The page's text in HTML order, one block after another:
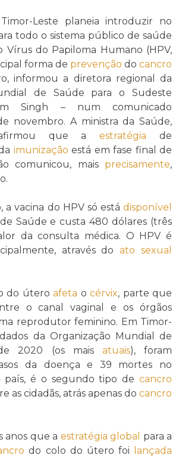
Leste planeia introduzir no
todo o sistema público de saúde
Vírus do Papiloma Humano (HPV,
forma de prevenção do cancro
informou a diretora regional da
de Saúde para o Sudeste
Singh – num comunicado
novembro. A ministra da Saúde,
afirmou que aestratégia de
imunização está em fase final de
comunicou, mais precisamente,
vacina do HPV só está disponível
Saúde e custa 480 dólares (três
da consulta médica. O HPV é
através doato sexual
do útero afeta o cérvix, parte que
o canal vaginal e os órgãos
reprodutor feminino. Em Timor-
da Organização Mundial de
2020 (os mais atuais), foram
da doença e 39 mortes no
país, é o segundo tipo de cancro
as cidadãs, atrás apenas do cancro
anos que a estratégia global
para a
do colo do útero foi
lançada